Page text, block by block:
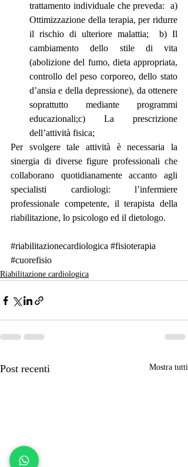
trattamento individuale che preveda:  a)
Ottimizzazione della terapia, per ridurre
il rischio di ulteriore malattia;  b) Il
cambiamento dello stile di vita
(abolizione del fumo, dieta appropriata,
controllo del peso corporeo, dello stato
d’ansia e della depressione), da ottenere
soprattutto mediante programmi
educazionali;c) La prescrizione
dell’attività fisica;
Per svolgere tale attività è necessaria la
sinergia di diverse figure professionali che
collaborano quotidianamente accanto agli
specialisti cardiologi: l’infermiere
professionale competente, il terapista della
riabilitazione, lo psicologo ed il dietologo.
#riabilitazionecardiologica #fisioterapia
#cuorefisio
Riabilitazione cardiologica
Post recenti Mostra tutti